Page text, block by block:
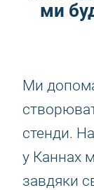
ми
Ми
стенди.
у Каннах
завдяки